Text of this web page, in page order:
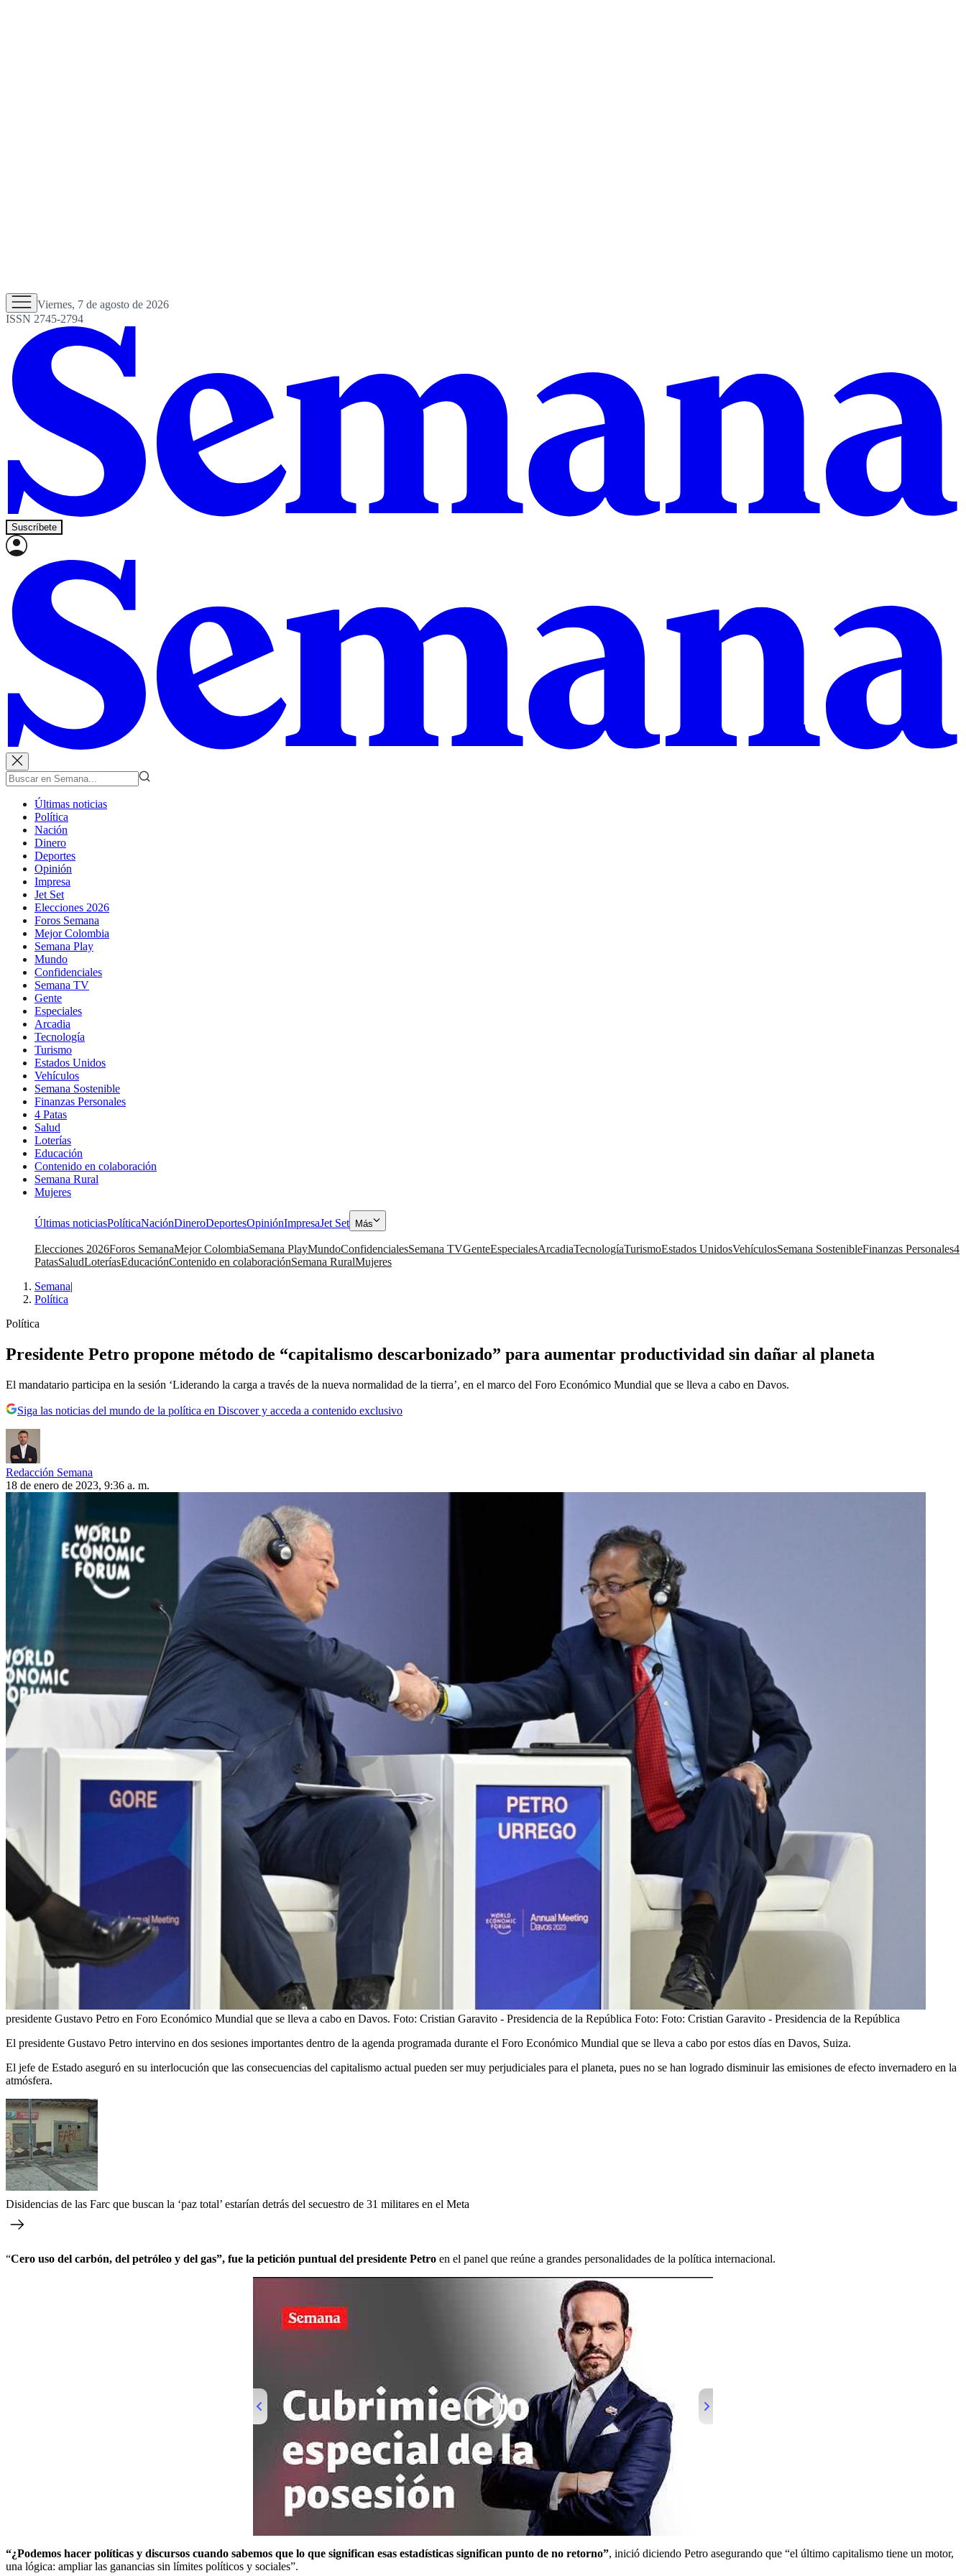
Viernes, 7 de agosto de 2026
ISSN 2745-2794
Suscríbete
Últimas noticias
Política
Nación
Dinero
Deportes
Opinión
Impresa
Jet Set
Elecciones 2026
Foros Semana
Mejor Colombia
Semana Play
Mundo
Confidenciales
Semana TV
Gente
Especiales
Arcadia
Tecnología
Turismo
Estados Unidos
Vehículos
Semana Sostenible
Finanzas Personales
4 Patas
Salud
Loterías
Educación
Contenido en colaboración
Semana Rural
Mujeres
Últimas noticiasPolíticaNaciónDineroDeportesOpiniónImpresaJet Set Más
Elecciones 2026Foros SemanaMejor ColombiaSemana PlayMundoConfidencialesSemana TVGenteEspecialesArcadiaTecnologíaTurismoEstados UnidosVehículosSemana SostenibleFinanzas Personales4
PatasSaludLoteríasEducaciónContenido en colaboraciónSemana RuralMujeres
Semana|
Política
Política
Presidente Petro propone método de “capitalismo descarbonizado” para aumentar productividad sin dañar al planeta
El mandatario participa en la sesión ‘Liderando la carga a través de la nueva normalidad de la tierra’, en el marco del Foro Económico Mundial que se lleva a cabo en Davos.
Siga las noticias del mundo de la política en Discover y acceda a contenido exclusivo
Redacción Semana
18 de enero de 2023, 9:36 a. m.
presidente Gustavo Petro en Foro Económico Mundial que se lleva a cabo en Davos. Foto: Cristian Garavito - Presidencia de la República Foto: Foto: Cristian Garavito - Presidencia de la República
El presidente Gustavo Petro intervino en dos sesiones importantes dentro de la agenda programada durante el Foro Económico Mundial que se lleva a cabo por estos días en Davos, Suiza.
El jefe de Estado aseguró en su interlocución que las consecuencias del capitalismo actual pueden ser muy perjudiciales para el planeta, pues no se han logrado disminuir las emisiones de efecto invernadero en la
atmósfera.
Disidencias de las Farc que buscan la ‘paz total’ estarían detrás del secuestro de 31 militares en el Meta
“Cero uso del carbón, del petróleo y del gas”, fue la petición puntual del presidente Petro en el panel que reúne a grandes personalidades de la política internacional.
SEMANA en la posesión presidencial de Abelardo De La Espriella el 7 de agosto
“¿Podemos hacer políticas y discursos cuando sabemos que lo que significan esas estadísticas significan punto de no retorno”, inició diciendo Petro asegurando que “el último capitalismo tiene un motor,
una lógica: ampliar las ganancias sin límites políticos y sociales”.